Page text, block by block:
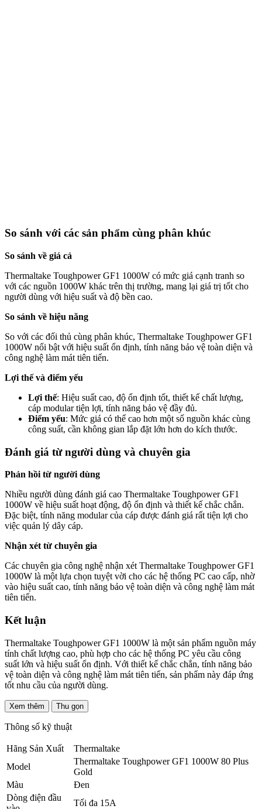
So sánh với các sản phẩm cùng phân khúc
So sánh về giá cả
Thermaltake Toughpower GF1 1000W có mức giá cạnh tranh so
với các nguồn 1000W khác trên thị trường, mang lại giá trị tốt cho
người dùng với hiệu suất và độ bền cao.
So sánh về hiệu năng
So với các đối thủ cùng phân khúc, Thermaltake Toughpower GF1
1000W nổi bật với hiệu suất ổn định, tính năng bảo vệ toàn diện và
công nghệ làm mát tiên tiến.
Lợi thế và điểm yếu
Lợi thế: Hiệu suất cao, độ ổn định tốt, thiết kế chất lượng,
cáp modular tiện lợi, tính năng bảo vệ đầy đủ.
Điểm yếu: Mức giá có thể cao hơn một số nguồn khác cùng
công suất, cần không gian lắp đặt lớn hơn do kích thước.
Đánh giá từ người dùng và chuyên gia
Phản hồi từ người dùng
Nhiều người dùng đánh giá cao Thermaltake Toughpower GF1
1000W về hiệu suất hoạt động, độ ổn định và thiết kế chắc chắn.
Đặc biệt, tính năng modular của cáp được đánh giá rất tiện lợi cho
việc quản lý dây cáp.
Nhận xét từ chuyên gia
Các chuyên gia công nghệ nhận xét Thermaltake Toughpower GF1
1000W là một lựa chọn tuyệt vời cho các hệ thống PC cao cấp, nhờ
vào hiệu suất cao, tính năng bảo vệ toàn diện và công nghệ làm mát
tiên tiến.
Kết luận
Thermaltake Toughpower GF1 1000W là một sản phẩm nguồn máy
tính chất lượng cao, phù hợp cho các hệ thống PC yêu cầu công
suất lớn và hiệu suất ổn định. Với thiết kế chắc chắn, tính năng bảo
vệ toàn diện và công nghệ làm mát tiên tiến, sản phẩm này đáp ứng
tốt nhu cầu của người dùng.
Xem thêm Thu gọn
Thông số kỹ thuật
Hãng Sản Xuất
Thermaltake
Model
Thermaltake Toughpower GF1 1000W 80 Plus
Gold
Màu
Đen
Dòng điện đầu
Tối đa 15A